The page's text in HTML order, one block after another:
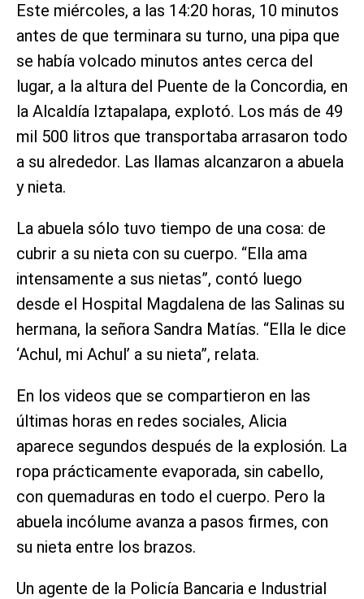
Este miércoles, a las 14:20 horas, 10 minutos
antes de que terminara su turno, una pipa que
se había volcado minutos antes cerca del
lugar, a la altura del Puente de la Concordia, en
la Alcaldía Iztapalapa, explotó. Los más de 49
mil 500 litros que transportaba arrasaron todo
a su alrededor. Las llamas alcanzaron a abuela
y nieta.
La abuela sólo tuvo tiempo de una cosa: de
cubrir a su nieta con su cuerpo. “Ella ama
intensamente a sus nietas”, contó luego
desde el Hospital Magdalena de las Salinas su
hermana, la señora Sandra Matías. “Ella le dice
‘Achul, mi Achul’ a su nieta”, relata.
En los videos que se compartieron en las
últimas horas en redes sociales, Alicia
aparece segundos después de la explosión. La
ropa prácticamente evaporada, sin cabello,
con quemaduras en todo el cuerpo. Pero la
abuela incólume avanza a pasos firmes, con
su nieta entre los brazos.
Un agente de la Policía Bancaria e Industrial